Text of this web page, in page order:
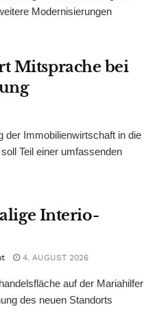
Modernisierungen
Mitsprache bei
der Immobilienwirtschaft in die
Teil einer umfassenden
Interio-
4. AUGUST 2026
auf der Mariahilfer
des neuen Standorts